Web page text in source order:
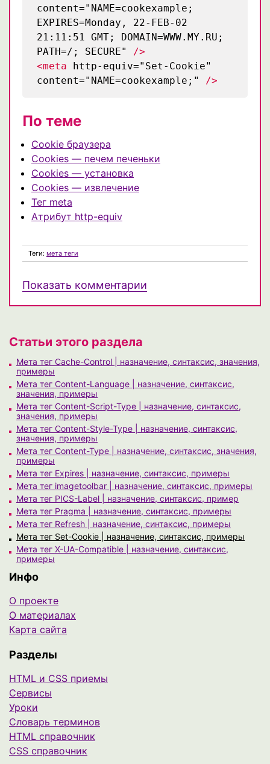
content="NAME=cookexample;
EXPIRES=Monday, 22-FEB-02
21:11:51 GMT; DOMAIN=WWW.MY.RU;
PATH=/; SECURE"
/>
<meta http-equiv="Set-Cookie"
content="NAME=cookexample;"
/>
По теме
Cookie браузера
Cookies — печем печеньки
Cookies — установка
Cookies — извлечение
Тег meta
Атрибут http-equiv
Теги: мета теги
Показать комментарии
Статьи этого раздела
Мета тег Cache-Control | назначение, синтаксис, значения,
примеры
Мета тег Content-Language | назначение, синтаксис,
значения, примеры
Мета тег Content-Script-Type | назначение, синтаксис,
значения, примеры
Мета тег Content-Style-Type | назначение, синтаксис,
значения, примеры
Мета тег Content-Type | назначение, синтаксис, значения,
примеры
Мета тег Expires | назначение, синтаксис, примеры
Мета тег imagetoolbar | назначение, синтаксис, примеры
Мета тег PICS-Label | назначение, синтаксис, пример
Мета тег Pragma | назначение, синтаксис, примеры
Мета тег Refresh | назначение, синтаксис, примеры
Мета тег Set-Cookie | назначение, синтаксис, примеры
Мета тег X-UA-Compatible | назначение, синтаксис,
примеры
Инфо
О проекте
О материалах
Карта сайта
Разделы
HTML и CSS приемы
Сервисы
Уроки
Cловарь терминов
HTML справочник
CSS справочник